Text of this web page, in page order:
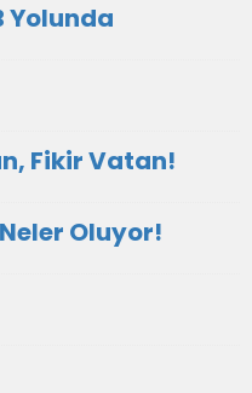
Yolunda
Fikir Vatan!
Oluyor!